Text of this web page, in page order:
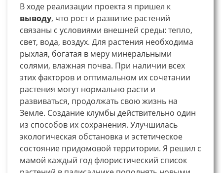
В ходе реализации проекта я пришел к
выводу, что рост и развитие растений
связаны с условиями внешней среды: тепло,
свет, вода, воздух. Для растения необходима
рыхлая, богатая в меру минеральными
солями, влажная почва. При наличии всех
этих факторов и оптимальном их сочетании
растения могут нормально расти и
развиваться, продолжать свою жизнь на
Земле. Создание клумбы действительно один
из способов их сохранения. Улучшилась
экологическая обстановка и эстетическое
состояние придомовой территории. Я решил с
мамой каждый год флористический список